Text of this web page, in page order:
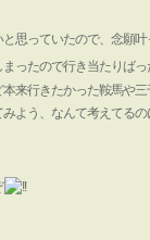
思っていたので、念願叶
ったので行き当たりばっ
来行きたかった鞍馬や三
よう、なんて考えてるの